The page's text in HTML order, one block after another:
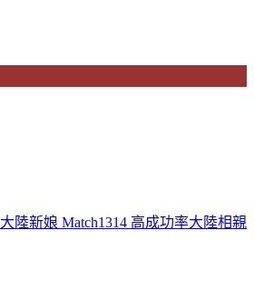
大陸新娘 Match1314 高成功率大陸相親